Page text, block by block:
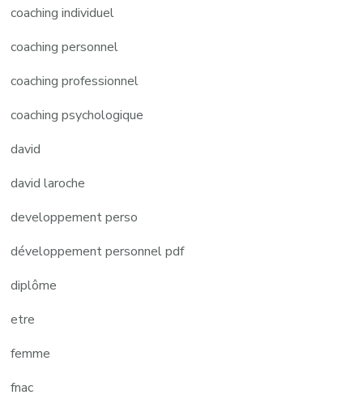
coaching individuel
coaching personnel
coaching professionnel
coaching psychologique
david
david laroche
developpement perso
développement personnel pdf
diplôme
etre
femme
fnac